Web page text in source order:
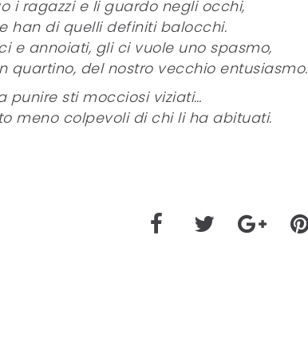
i ragazzi e li guardo negli occhi,
han di quelli definiti balocchi.
e annoiati, gli ci vuole uno spasmo,
quartino, del nostro vecchio entusiasmo.
punire sti mocciosi viziati…
meno colpevoli di chi li ha abituati.